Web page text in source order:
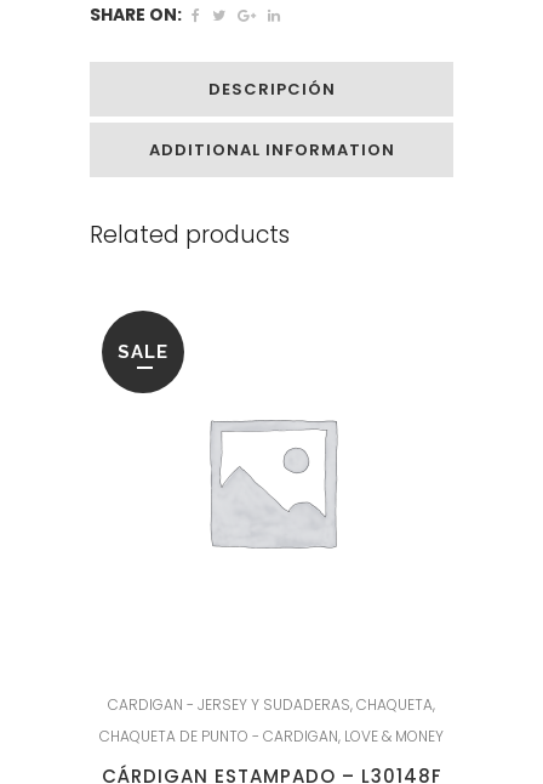
SHARE ON:
DESCRIPCIÓN
ADDITIONAL INFORMATION
Related products
SALE
CARDIGAN - JERSEY Y SUDADERAS,CHAQUETA,
CHAQUETA DE PUNTO - CARDIGAN, LOVE & MONEY
CÁRDIGAN ESTAMPADO – L30148F